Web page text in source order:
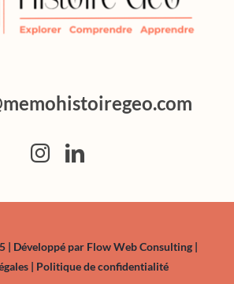
| Développé par Flow Web Consulting|
| Politique de confidentialité